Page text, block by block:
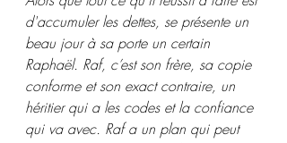
d'accumuler les dettes, se présente un
beau jour à sa porte un certain
Raphaël. Raf, c’est son frère, sa copie
conforme et son exact contraire, un
héritier qui a les codes et la confiance
qui va avec. Raf a un plan qui peut